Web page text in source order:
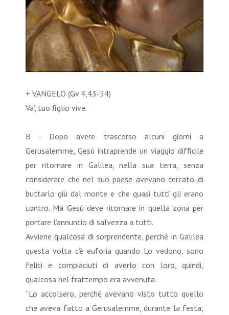
+ VANGELO (Gv 4,43-54)
Va’, tuo figlio vive.
B - Dopo avere trascorso alcuni giorni a
Gerusalemme, Gesù intraprende un viaggio difficile
per ritornare in Galilea, nella sua terra, senza
considerare che nel suo paese avevano cercato di
buttarlo giù dal monte e che quasi tutti gli erano
contro. Ma Gesù deve ritornare in quella zona per
portare l’annuncio di salvezza a tutti.
Avviene qualcosa di sorprendente, perché in Galilea
questa volta c’è euforia quando Lo vedono, sono
felici e compiaciuti di averlo con loro, quindi,
qualcosa nel frattempo era avvenuta.
“Lo accolsero, perché avevano visto tutto quello
che aveva fatto a Gerusalemme, durante la festa;